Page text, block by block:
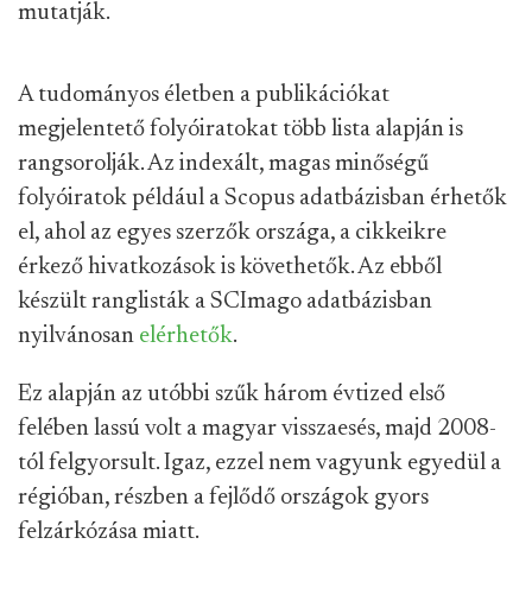
mutatják.
A tudományos életben a publikációkat
megjelentető folyóiratokat több lista alapján is
rangsorolják. Az indexált, magas minőségű
folyóiratok például a Scopus adatbázisban érhetők
el, ahol az egyes szerzők országa, a cikkeikre
érkező hivatkozások is követhetők. Az ebből
készült ranglisták a SCImago adatbázisban
nyilvánosan elérhetők.
Ez alapján az utóbbi szűk három évtized első
felében lassú volt a magyar visszaesés, majd 2008-
tól felgyorsult. Igaz, ezzel nem vagyunk egyedül a
régióban, részben a fejlődő országok gyors
felzárkózása miatt.